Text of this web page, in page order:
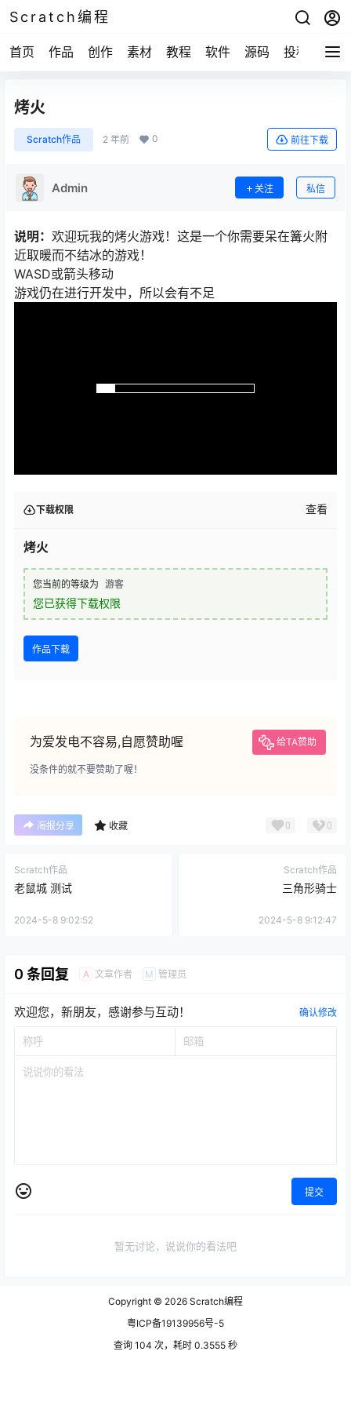
Scratch编程
首页 作品 创作 素材 教程 软件 源码 投稿 关于
烤火
Scratch作品 2 年前 0 前往下载
Admin 关注 私信
说明： 欢迎玩我的烤火游戏！这是一个你需要呆在篝火附
近取暖而不结冰的游戏！
WASD或箭头移动
游戏仍在进行开发中，所以会有不足
下载权限 查看
烤火
您当前的等级为 游客
您已获得下载权限
作品下载
为爱发电不容易,自愿赞助喔 给TA赞助
没条件的就不要赞助了喔！
海报分享 收藏 0 0
Scratch作品
老鼠城 测试
2024-5-8 9:02:52
Scratch作品
三角形骑士
2024-5-8 9:12:47
0 条回复 A 文章作者 M 管理员
欢迎您，新朋友，感谢参与互动！ 确认修改
提交
暂无讨论，说说你的看法吧
Copyright © 2026 Scratch编程
粤ICP备19139956号-5
查询 104 次，耗时 0.3555 秒